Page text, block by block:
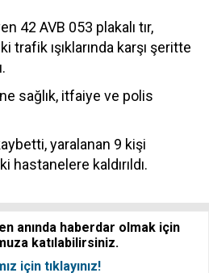
42 AVB 053 plakalı tır,
trafik ışıklarında karşı şeritte
sağlık, itfaiye ve polis
yaralanan 9 kişi
hastanelere kaldırıldı.
anında haberdar olmak için
katılabilirsiniz.
için tıklayınız!